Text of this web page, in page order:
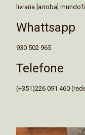
livraria [arroba]
Whattsapp
930 502 965
Telefone
(+351)226 091 460